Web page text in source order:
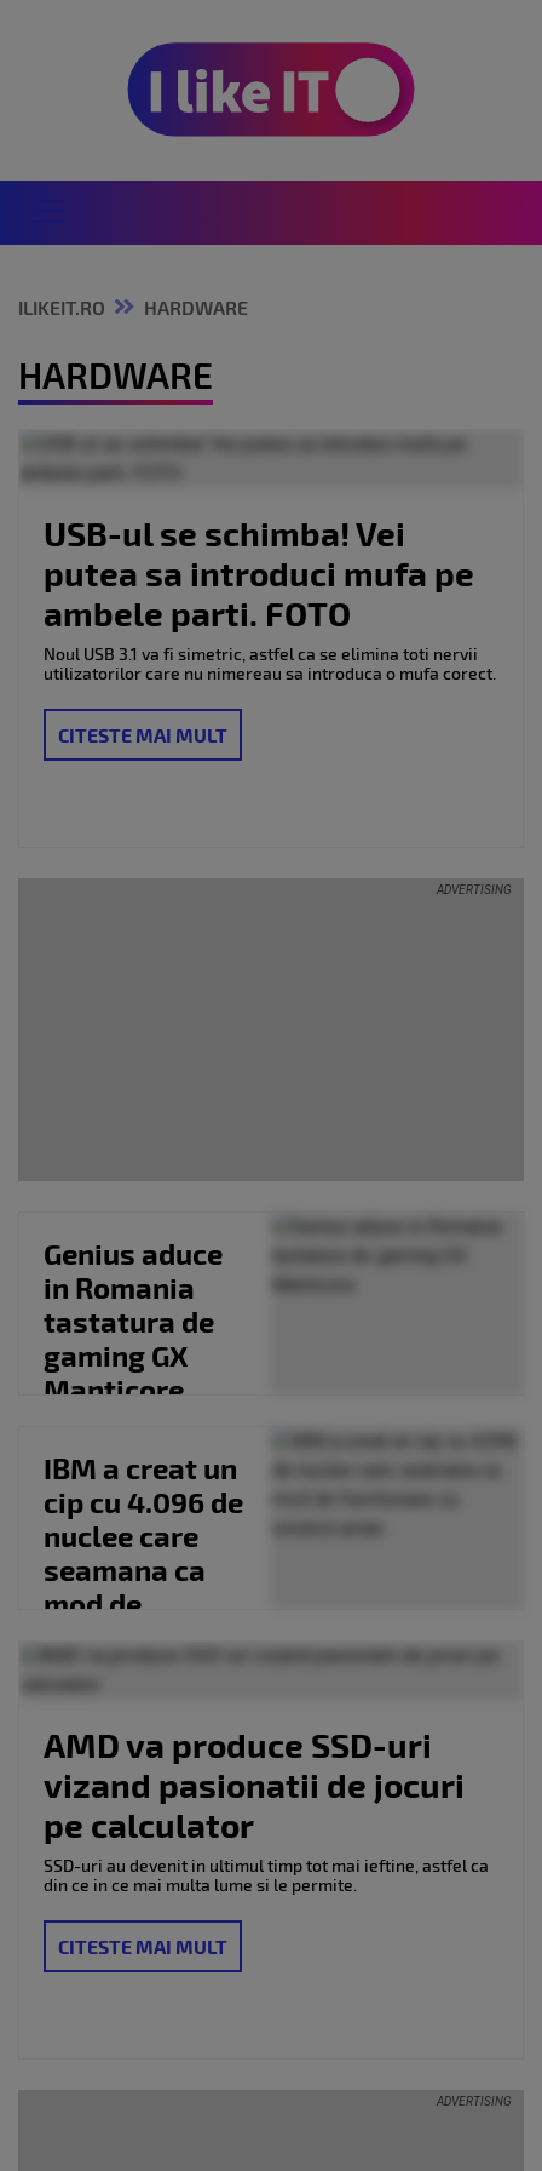
ILIKEIT.RO HARDWARE
HARDWARE
USB-ul se schimba! Vei
putea sa introduci mufa pe
ambele parti. FOTO
Noul USB 3.1 va fi simetric, astfel ca se elimina toti nervii
utilizatorilor care nu nimereau sa introduca o mufa corect.
CITESTE MAI MULT
Genius aduce
in Romania
tastatura de
gaming GX
Manticore
IBM a creat un
cip cu 4.096 de
nuclee care
seamana ca
mod de
functionare cu
creierul...
AMD va produce SSD-uri
vizand pasionatii de jocuri
pe calculator
SSD-uri au devenit in ultimul timp tot mai ieftine, astfel ca
din ce in ce mai multa lume si le permite.
CITESTE MAI MULT